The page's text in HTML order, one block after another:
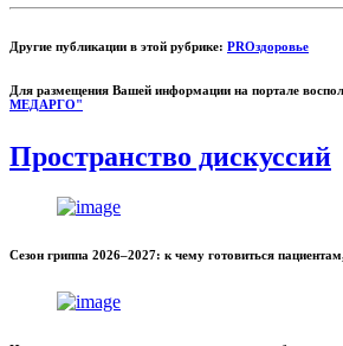
Другие публикации в этой рубрике: PROздоровье
Для размещения Вашей информации на портале
МЕДАРГО"
Пространство дискуссий
Сезон гриппа 2026–2027: к чему готовиться